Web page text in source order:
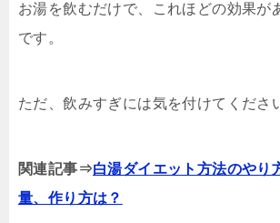
お湯を飲むだけで、これほどの効果が
です。
ただ、飲みすぎには気を付けてくださ
関連記事⇒白湯ダイエット方法のやり
量、作り方は？